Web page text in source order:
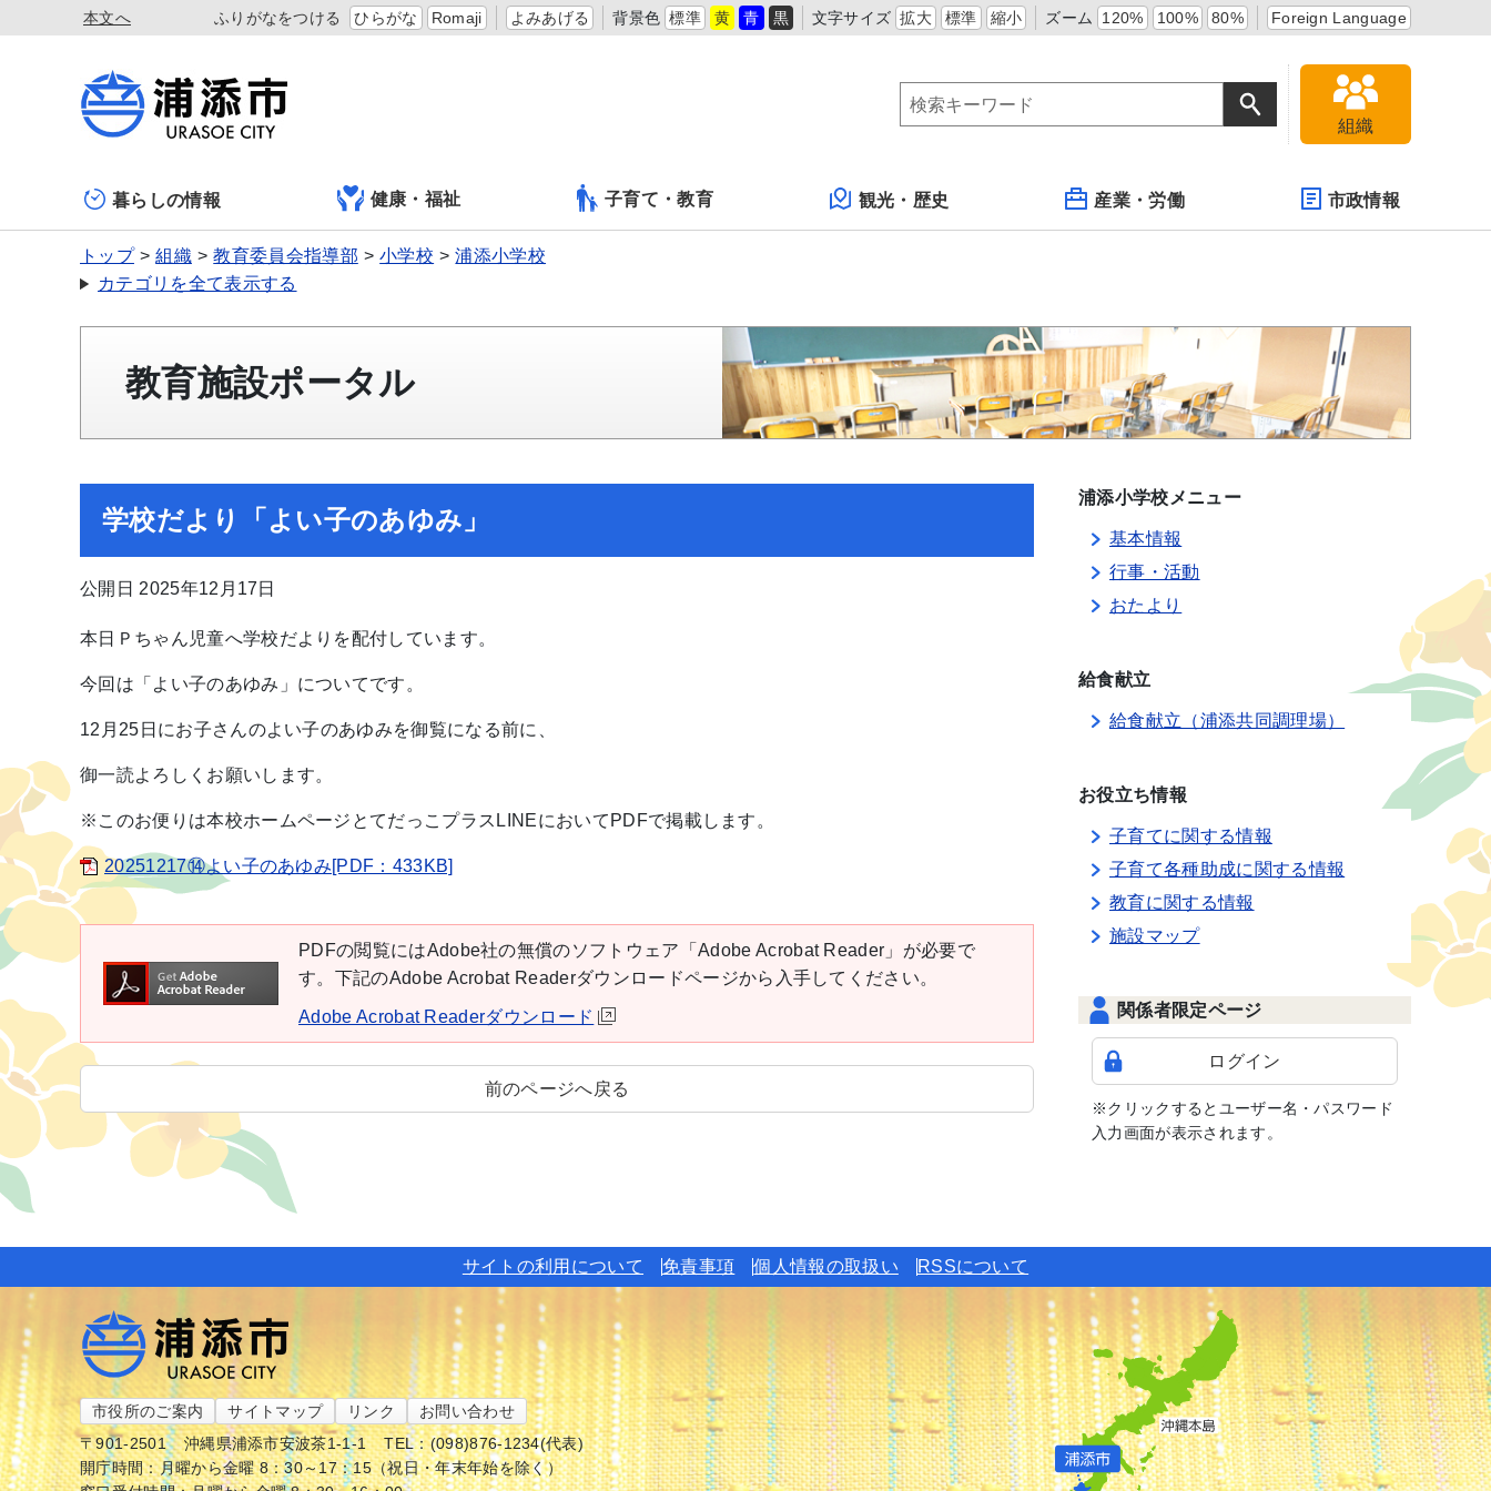
本文へ ふりがなをつける ひらがな Romaji よみあげる 背景色 標準 黄 青 黒 文字サイズ 拡大 標準 縮小 ズーム 120% 100% 80% Foreign Language
組織
暮らしの情報 健康・福祉 子育て・教育 観光・歴史 産業・労働 市政情報
トップ 組織 教育委員会指導部 小学校
浦添小学校
カテゴリを全て表示する
教育施設ポータル
学校だより「よい子のあゆみ」
公開日 2025年12月17日
本日Ｐちゃん児童へ学校だよりを配付しています。
今回は「よい子のあゆみ」についてです。
12月25日にお子さんのよい子のあゆみを御覧になる前に、
御一読よろしくお願いします。
※このお便りは本校ホームページとてだっこプラスLINEにおいてPDFで掲載します。
20251217⑭よい子のあゆみ[PDF：433KB]
PDFの閲覧にはAdobe社の無償のソフトウェア「Adobe Acrobat Reader」が必要で
す。下記のAdobe Acrobat Readerダウンロードページから入手してください。
Adobe Acrobat Readerダウンロード
前のページへ戻る
浦添小学校メニュー
基本情報
行事・活動
おたより
給食献立
給食献立（浦添共同調理場）
お役立ち情報
子育てに関する情報
子育て各種助成に関する情報
教育に関する情報
施設マップ
関係者限定ページ
ログイン
※クリックするとユーザー名・パスワード
入力画面が表示されます。
サイトの利用について 免責事項 個人情報の取扱い RSSについて
市役所のご案内 サイトマップ リンク
お問い合わせ
〒901-2501
沖縄県浦添市安波茶1-1-1
TEL：(098)876-1234(代表)
開庁時間：月曜から金曜 8：30～17：15（祝日・年末年始を除く）